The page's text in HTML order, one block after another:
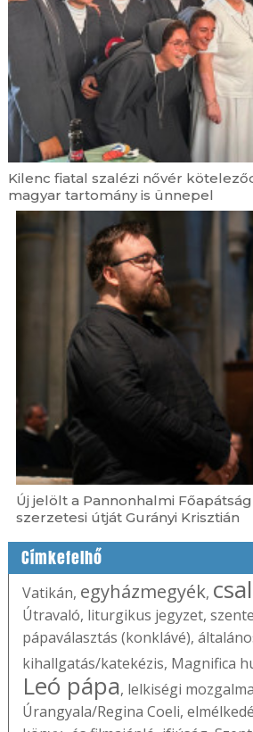
Kilenc fiatal szalézi nővér
magyar tartomány is ünnepel
Új jelölt a Pannonhalmi
szerzetesi útját Gurányi Krisztián
Címkefelhő
Vatikán, egyházmegyék,
Útravaló, liturgikus jegyzet,
pápaválasztás (konklávé),
kihallgatás/katekézis, Magnifica
Leó pápa, lelkiségi
Úrangyala/Regina Coeli,